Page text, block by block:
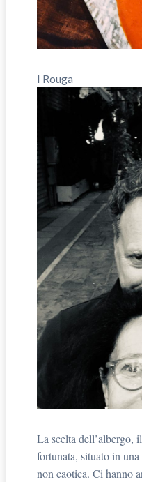
I Rouga
La scelta dell’albergo, il
fortunata, situato in
non caotica. Ci hanno